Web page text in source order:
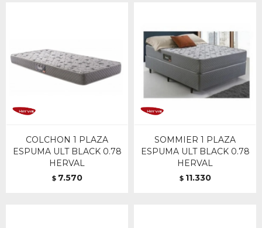
COLCHON 1 PLAZA
ESPUMA ULT BLACK 0.78
HERVAL
$ 7.570
SOMMIER 1 PLAZA
ESPUMA ULT BLACK 0.78
HERVAL
$ 11.330